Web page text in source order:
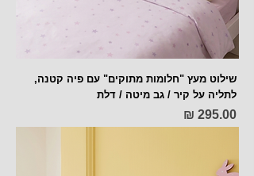
שילוט מעץ "חלומות מתוקים" עם פיה קטנה,
לתליה על קיר / גב מיטה / דלת
מחיר